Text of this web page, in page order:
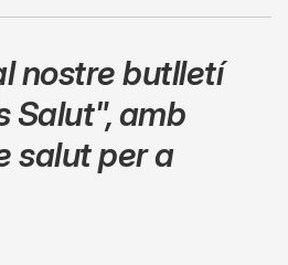
nostre butlletí
Salut",amb
salut per a